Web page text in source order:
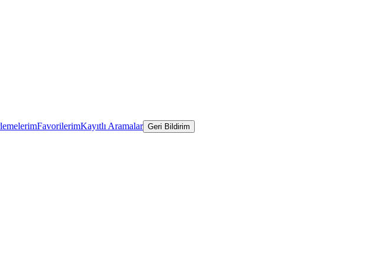
FavorilerimKayıtlı Aramalar Geri Bildirim